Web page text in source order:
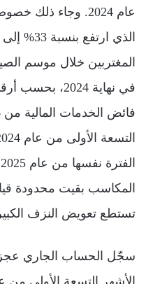
عام 2024. وجاء
المغتربين خلال موسم
في نهاية
المكاسب بقيت محدودة
تستطع تعويض النزف